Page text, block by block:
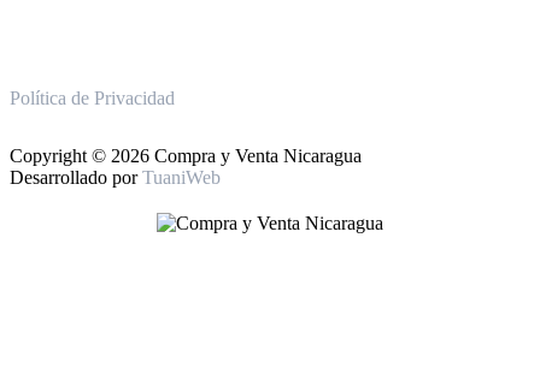
Política de Privacidad
Copyright © 2026 Compra y Venta Nicaragua
Desarrollado porTuaniWeb